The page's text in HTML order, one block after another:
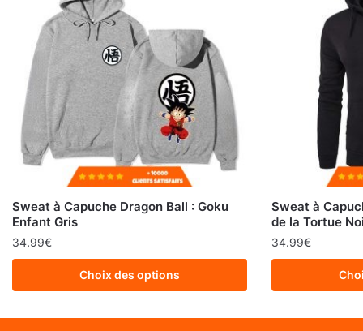
Sweat à Capuche Dragon Ball : Goku
Enfant Gris
34.99€
Choix des options
Sweat à
de la Tortue
34.99€